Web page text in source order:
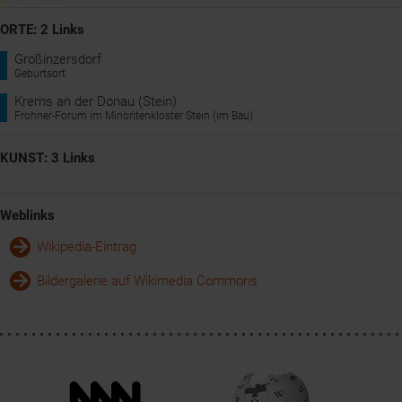
ORTE: 2 Links
Großinzersdorf
Geburtsort
Krems an der Donau (Stein)
Frohner-Forum im Minoritenkloster Stein (im Bau)
KUNST: 3 Links
Weblinks
Wikipedia-Eintrag
Bildergalerie auf Wikimedia Commons